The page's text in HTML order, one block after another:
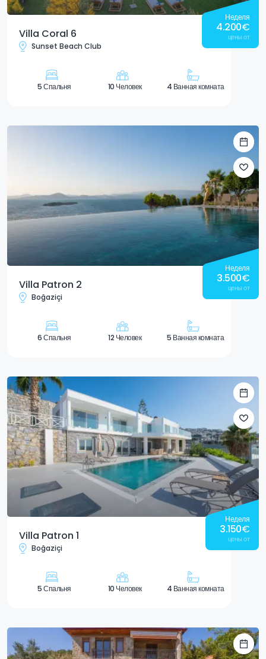
Villa Coral 6
Sunset Beach Club
Неделя
4.200€
цены от
5 Спальня 10 Человек 4 Ванная комната
Villa Patron 2
Boğaziçi
Неделя
3.500€
цены от
6 Спальня 12 Человек 5 Ванная комната
Villa Patron 1
Boğaziçi
Неделя
3.150€
цены от
5 Спальня 10 Человек 4 Ванная комната